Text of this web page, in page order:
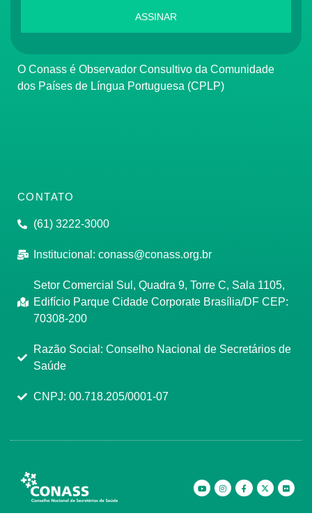
ASSINAR
O Conass é Observador Consultivo da Comunidade
dos Países de Língua Portuguesa (CPLP)
CONTATO
(61) 3222-3000
Institucional: conass@conass.org.br
Setor Comercial Sul, Quadra 9, Torre C, Sala 1105,
Edifício Parque Cidade Corporate Brasília/DF CEP:
70308-200
Razão Social: Conselho Nacional de Secretários de
Saúde
CNPJ: 00.718.205/0001-07